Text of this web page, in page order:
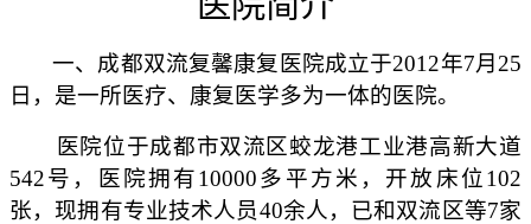
一、成都双流复馨康复医院成立于2012年7月25
日，是一所医疗、康复医学多为一体的医院。
医院位于成都市双流区蛟龙港工业港高新大道
542号，医院拥有10000多平方米，开放床位102
张，现拥有专业技术人员40余人，已和双流区等7家